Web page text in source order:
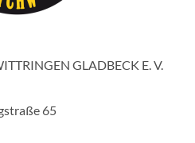
GLADBECK E. V.
65